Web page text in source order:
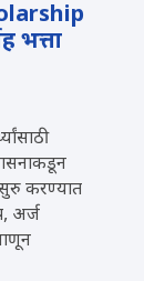
भत्ता
सुरु करण्यात
अर्ज